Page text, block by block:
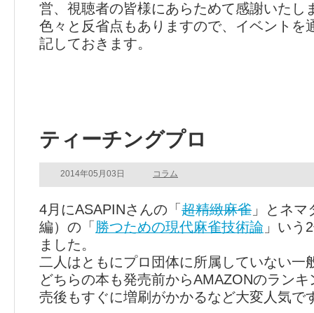
営、視聴者の皆様にあらためて感謝いたし
色々と反省点もありますので、イベントを
記しておきます。
ティーチングプロ
2014年05月03日 コラム
4月にASAPINさんの「 超精緻麻雀 」とネ
編）の「 勝つための現代麻雀技術論 」いう
ました。
二人はともにプロ団体に所属していない一
どちらの本も発売前からAMAZONのラン
売後もすぐに増刷がかかるなど大変人気で